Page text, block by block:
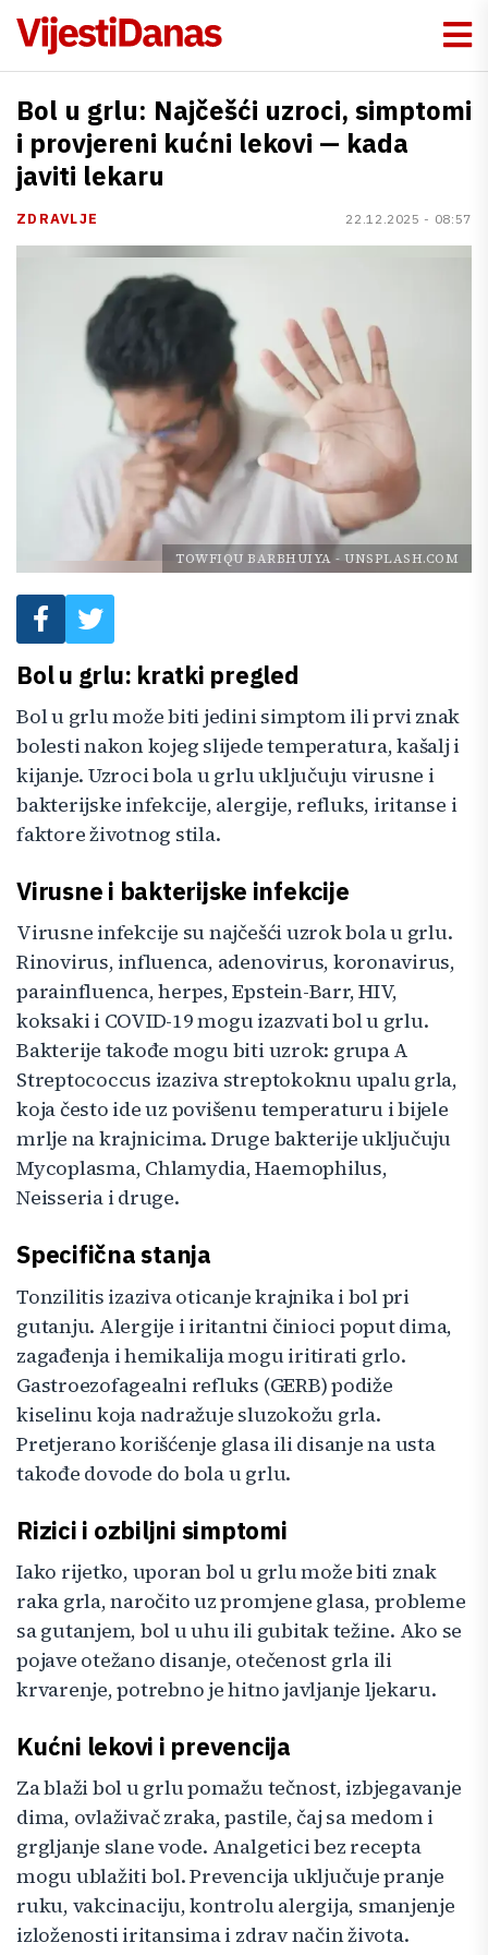
Bol u grlu: Najčešći uzroci, simptomi
i provjereni kućni lekovi — kada
javiti lekaru
ZDRAVLJE 22.12.2025 - 08:57
TOWFIQU BARBHUIYA - UNSPLASH.COM
Bol u grlu: kratki pregled
Bol u grlu može biti jedini simptom ili prvi znak
bolesti nakon kojeg slijede temperatura, kašalj i
kijanje. Uzroci bola u grlu uključuju virusne i
bakterijske infekcije, alergije, refluks, iritanse i
faktore životnog stila.
Virusne i bakterijske infekcije
Virusne infekcije su najčešći uzrok bola u grlu.
Rinovirus, influenca, adenovirus, koronavirus,
parainfluenca, herpes, Epstein-Barr, HIV,
koksaki i COVID-19 mogu izazvati bol u grlu.
Bakterije takođe mogu biti uzrok: grupa A
Streptococcus izaziva streptokoknu upalu grla,
koja često ide uz povišenu temperaturu i bijele
mrlje na krajnicima. Druge bakterije uključuju
Mycoplasma, Chlamydia, Haemophilus,
Neisseria i druge.
Specifična stanja
Tonzilitis izaziva oticanje krajnika i bol pri
gutanju. Alergije i iritantni činioci poput dima,
zagađenja i hemikalija mogu iritirati grlo.
Gastroezofagealni refluks (GERB) podiže
kiselinu koja nadražuje sluzokožu grla.
Pretjerano korišćenje glasa ili disanje na usta
takođe dovode do bola u grlu.
Rizici i ozbiljni simptomi
Iako rijetko, uporan bol u grlu može biti znak
raka grla, naročito uz promjene glasa, probleme
sa gutanjem, bol u uhu ili gubitak težine. Ako se
pojave otežano disanje, otečenost grla ili
krvarenje, potrebno je hitno javljanje ljekaru.
Kućni lekovi i prevencija
Za blaži bol u grlu pomažu tečnost, izbjegavanje
dima, ovlaživač zraka, pastile, čaj sa medom i
grgljanje slane vode. Analgetici bez recepta
mogu ublažiti bol. Prevencija uključuje pranje
ruku, vakcinaciju, kontrolu alergija, smanjenje
izloženosti iritansima i zdrav način života.